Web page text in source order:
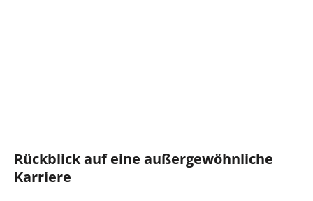
Rückblick auf eine außergewöhnliche
Karriere